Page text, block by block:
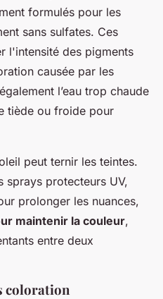
formulés pour les
sans sulfates. Ces
l'intensité des pigments
causée par les
l’eau trop chaude
tiède ou froide pour
peut ternir les teintes.
sprays protecteurs UV,
prolonger les nuances,
maintenir la couleur,
entre deux
coloration